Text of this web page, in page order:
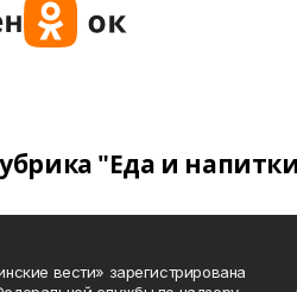
"Еда и
вести» зарегистрирована